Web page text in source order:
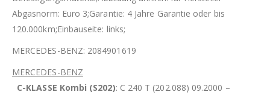
Abgasnorm: Euro 3;Garantie: 4 Jahre Garantie oder bis
120.000km;Einbauseite: links;
MERCEDES-BENZ: 2084901619
MERCEDES-BENZ
C-KLASSE Kombi (S202): C 240 T (202.088) 09.2000 –